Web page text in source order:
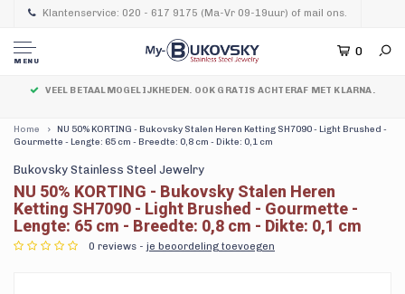
Klantenservice: 020 - 617 9175 (Ma-Vr 09-19uur) of mail ons.
MENU
0
VEEL BETAALMOGELIJKHEDEN. OOK GRATIS ACHTERAF MET KLARNA.
Home
NU 50% KORTING - Bukovsky Stalen Heren Ketting SH7090 - Light Brushed -
Gourmette - Lengte: 65 cm - Breedte: 0,8 cm - Dikte: 0,1 cm
Bukovsky Stainless Steel Jewelry
NU 50% KORTING - Bukovsky Stalen Heren
Ketting SH7090 - Light Brushed - Gourmette -
Lengte: 65 cm - Breedte: 0,8 cm - Dikte: 0,1 cm
0 reviews - je beoordeling toevoegen